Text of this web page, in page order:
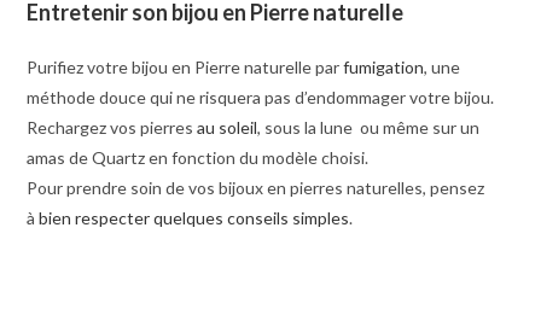
Entretenir son bijou en Pierre naturelle
Purifiez votre bijou en Pierre naturelle parfumigation, une
méthode douce qui ne risquera pas d’endommager votre bijou.
Rechargez vos pierres au soleil, sous la lune ou même sur un
amas de Quartz en fonction du modèle choisi.
Pour prendre soin de vos bijoux en pierres naturelles, pensez
àbien respecter quelques conseils simples.